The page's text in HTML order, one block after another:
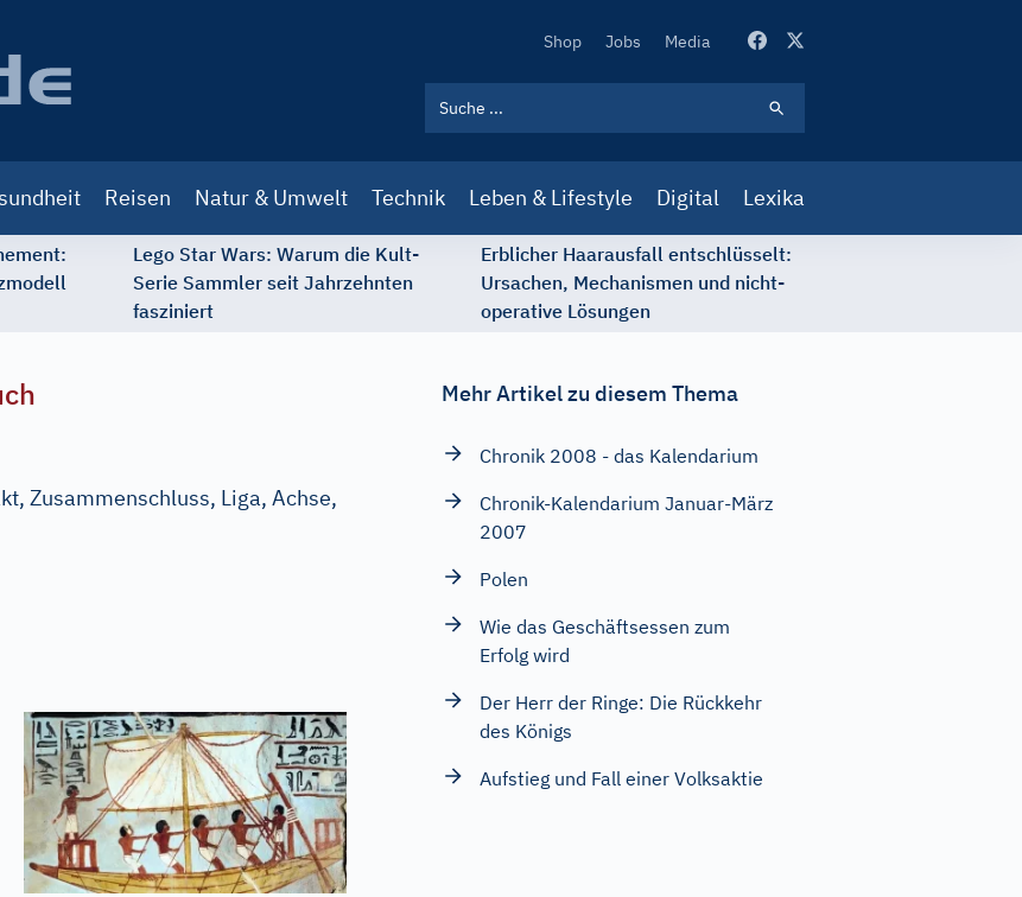
Secondary
Shop Jobs Media
Reisen Natur & Umwelt Technik Leben & Lifestyle Digital Lexika
Lego Star Wars: Warum die Kult-
Serie Sammler seit Jahrzehnten
fasziniert
Erblicher Haarausfall entschlüsselt:
Ursachen, Mechanismen und nicht-
operative Lösungen
Zusammenschluss, Liga, Achse,
Mehr Artikel zu diesem Thema
Chronik 2008 - das Kalendarium
Chronik-Kalendarium Januar-März
2007
Polen
Wie das Geschäftsessen zum
Erfolg wird
Der Herr der Ringe: Die Rückkehr
des Königs
Aufstieg und Fall einer Volksaktie